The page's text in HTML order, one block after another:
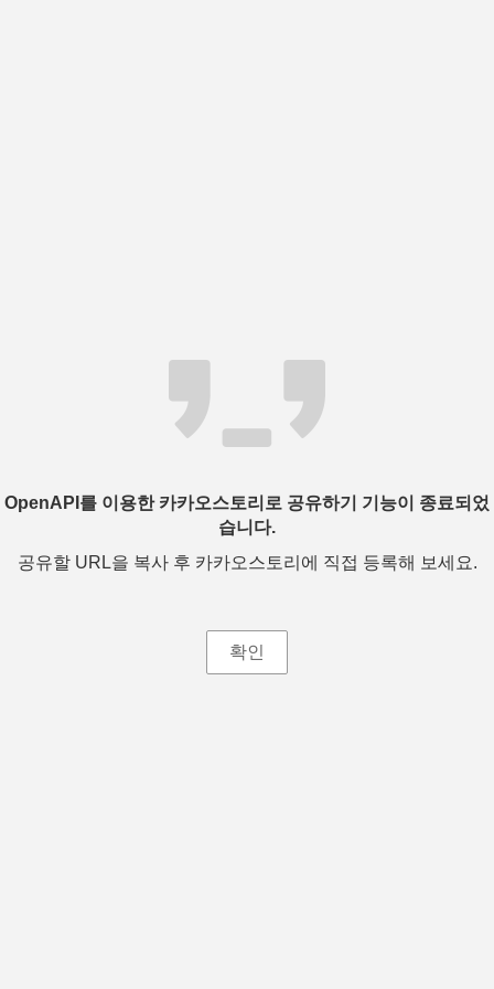
OpenAPI를 이용한 카카오스토리로 공유하기 기능이 종료되었
습니다.
공유할 URL을 복사 후 카카오스토리에 직접 등록해 보세요.
확인